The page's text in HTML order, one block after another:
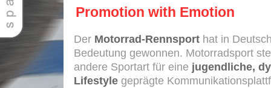
Promotion with Emotion
Der Motorrad-Rennsporthat in
Bedeutung gewonnen. Motorradsport
andere Sportart für eine jugendliche,
Lifestylegeprägte